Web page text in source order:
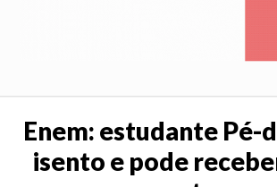
Enem: estudante Pé-
isento e pode